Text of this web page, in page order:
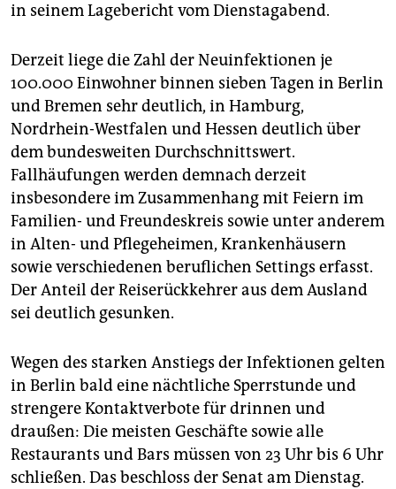
in seinem Lagebericht vom Dienstagabend.
Derzeit liege die Zahl der Neuinfektionen je
100.000 Einwohner binnen sieben Tagen in Berlin
und Bremen sehr deutlich, in Hamburg,
Nordrhein-Westfalen und Hessen deutlich über
dem bundesweiten Durchschnittswert.
Fallhäufungen werden demnach derzeit
insbesondere im Zusammenhang mit Feiern im
Familien- und Freundeskreis sowie unter anderem
in Alten- und Pflegeheimen, Krankenhäusern
sowie verschiedenen beruflichen Settings erfasst.
Der Anteil der Reiserückkehrer aus dem Ausland
sei deutlich gesunken.
Wegen des starken Anstiegs der Infektionen gelten
in Berlin bald eine nächtliche Sperrstunde und
strengere Kontaktverbote für drinnen und
draußen: Die meisten Geschäfte sowie alle
Restaurants und Bars müssen von 23 Uhr bis 6 Uhr
schließen. Das beschloss der Senat am Dienstag.